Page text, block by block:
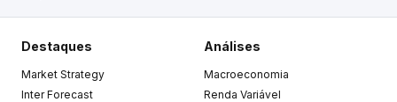
Destaques
Market Strategy
Inter Forecast
Análises
Macroeconomia
Renda Variável